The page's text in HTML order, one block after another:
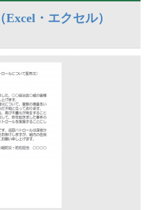
・エクセル）